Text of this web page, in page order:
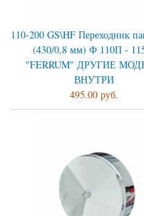
110-200 GS\HF Переходник
(430/0,8 мм) Ф 110П -
"FERRUM" ДРУГИЕ
ВНУТРИ
495.00 руб.